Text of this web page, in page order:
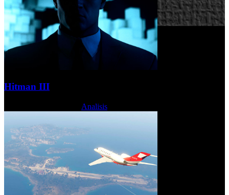
Hitman III
Analisis